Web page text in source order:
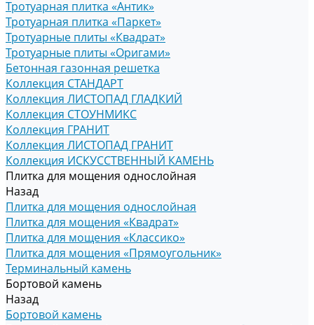
Тротуарная плитка «Антик»
Тротуарная плитка «Паркет»
Тротуарные плиты «Квадрат»
Тротуарные плиты «Оригами»
Бетонная газонная решетка
Коллекция СТАНДАРТ
Коллекция ЛИСТОПАД ГЛАДКИЙ
Коллекция СТОУНМИКС
Коллекция ГРАНИТ
Коллекция ЛИСТОПАД ГРАНИТ
Коллекция ИСКУССТВЕННЫЙ КАМЕНЬ
Плитка для мощения однослойная
Назад
Плитка для мощения однослойная
Плитка для мощения «Квадрат»
Плитка для мощения «Классико»
Плитка для мощения «Прямоугольник»
Терминальный камень
Бортовой камень
Назад
Бортовой камень